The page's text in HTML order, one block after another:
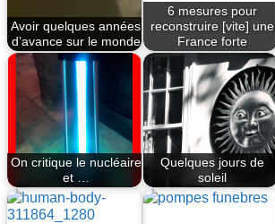
Avoir quelques années
d’avance sur le monde
6 mesures pour
reconstruire [vite] une
France forte
On critique le nucléaire
et …
Quelques jours de
soleil